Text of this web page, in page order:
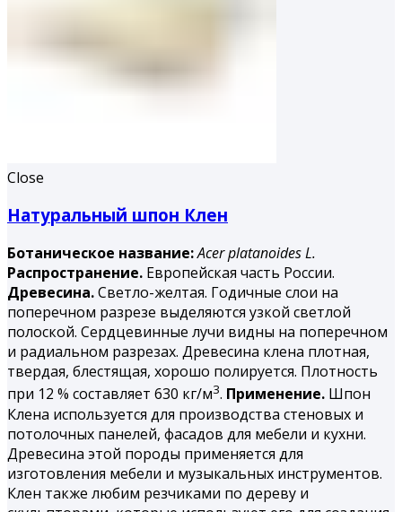
Close
Натуральный шпон Клен
Ботаническое название:Acer platanoides L.
Распространение. Европейская часть России.
Древесина.Светло-желтая. Годичные слои на
поперечном разрезе выделяются узкой светлой
полоской. Сердцевинные лучи видны на поперечном
и радиальном разрезах. Древесина клена плотная,
твердая, блестящая, хорошо полируется. Плотность
при 12 % составляет 630 кг/м3. Применение. Шпон
Клена используется для производства стеновых и
потолочных панелей, фасадов для мебели и кухни.
Древесина этой породы применяется для
изготовления мебели и музыкальных инструментов.
Клен также любим резчиками по дереву и